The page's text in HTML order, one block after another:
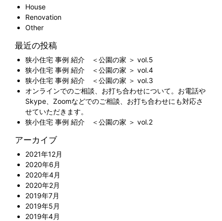
House
Renovation
Other
最近の投稿
狭小住宅 事例 紹介 ＜公園の家 ＞ vol.5
狭小住宅 事例 紹介 ＜公園の家 ＞ vol.4
狭小住宅 事例 紹介 ＜公園の家 ＞ vol.3
オンラインでのご相談、お打ち合わせについて。お電話や
Skype、Zoomなどでのご相談、お打ち合わせにも対応さ
せていただきます。
狭小住宅 事例 紹介 ＜公園の家 ＞ vol.2
アーカイブ
2021年12月
2020年6月
2020年4月
2020年2月
2019年7月
2019年5月
2019年4月